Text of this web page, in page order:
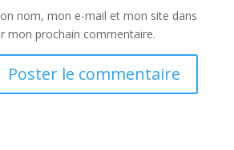
nom, mon e-mail et mon site dans
mon prochain commentaire.